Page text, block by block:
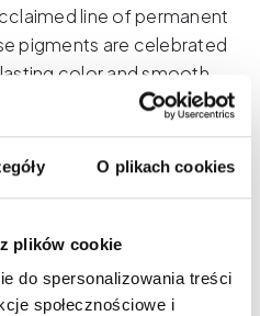
O plikach cookies
plików cookie
do spersonalizowania treści
społecznościowe i
line of permanent
pigments are celebrated
color and smooth
maximum versatility,
was developed with
European safety
standards.